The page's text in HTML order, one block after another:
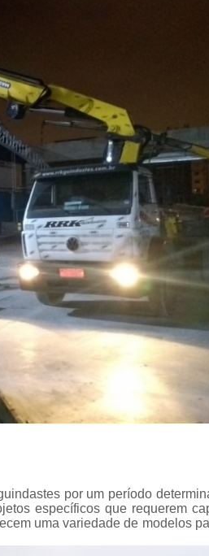
por um período
específicos que requerem
uma variedade de modelos